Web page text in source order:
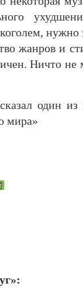
нужно
жанров и
Ничто
один из
мира»